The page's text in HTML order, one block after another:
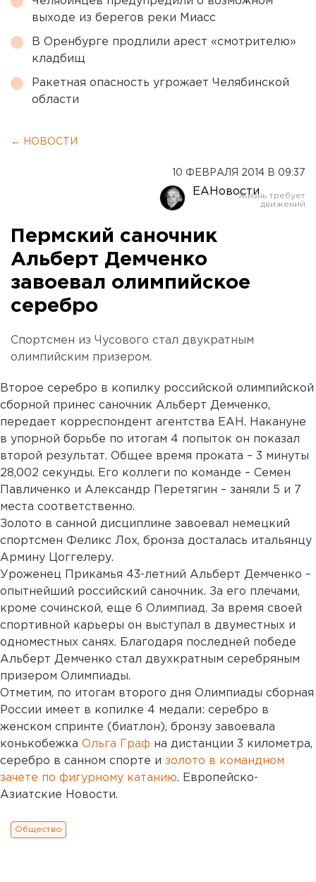
выходе из берегов реки Миасс
В Оренбурге продлили арест «смотрителю»
кладбищ
Ракетная опасность угрожает Челябинской
области
← НОВОСТИ
10 ФЕВРАЛЯ 2014 В 09:37
ЕАНовости
Пермский саночник
Альберт Демченко
завоевал олимпийское
серебро
Спортсмен из Чусового стал двукратным
олимпийским призером.
Второе серебро в копилку российской олимпийской
сборной принес саночник Альберт Демченко,
передает корреспондент агентства ЕАН. Накануне
в упорной борьбе по итогам 4 попыток он показал
второй результат. Общее время проката – 3 минуты
28,002 секунды. Его коллеги по команде – Семен
Павличенко и Александр Перетягин – заняли 5 и 7
места соответственно.
Золото в санной дисциплине завоевал немецкий
спортсмен Феликс Лох, бронза досталась итальянцу
Армину Цоггелеру.
Уроженец Прикамья 43-летний Альберт Демченко –
опытнейший российский саночник. За его плечами,
кроме сочинской, еще 6 Олимпиад. За время своей
спортивной карьеры он выступал в двуместных и
одноместных санях. Благодаря последней победе
Альберт Демченко стал двухкратным серебряным
призером Олимпиады.
Отметим, по итогам второго дня Олимпиады сборная
России имеет в копилке 4 медали: серебро в
женском спринте (биатлон), бронзу завоевала
конькобежка Ольга Граф на дистанции 3 километра,
серебро в санном спорте и золото в командном
зачете по фигурному катанию. Европейско-
Азиатские Новости.
Общество